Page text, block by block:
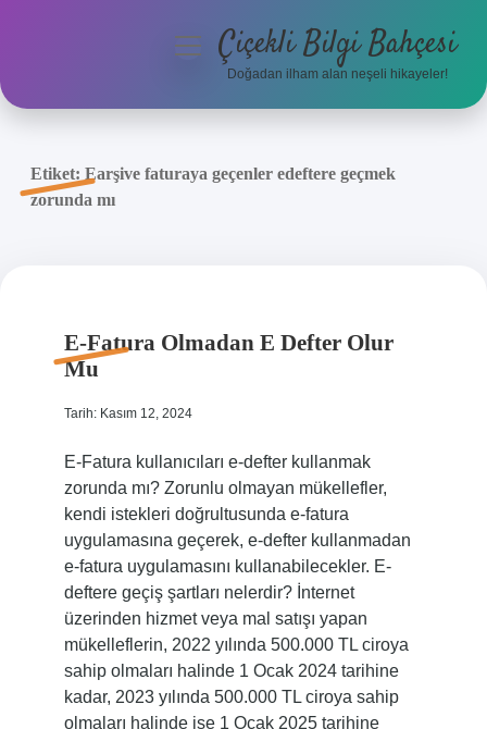
Anasayfa
Yasal Uyarı
menüyüÇiçekli Bilgi Bahçesi
Doğadan ilham alan neşeli hikayeler!
Etiket: Earşive faturaya geçenler edeftere geçmek
zorunda mı
E-Fatura Olmadan E Defter Olur
Mu
Tarih: Kasım 12, 2024
E-Fatura kullanıcıları e-defter kullanmak
zorunda mı? Zorunlu olmayan mükellefler,
kendi istekleri doğrultusunda e-fatura
uygulamasına geçerek, e-defter kullanmadan
e-fatura uygulamasını kullanabilecekler. E-
deftere geçiş şartları nelerdir? İnternet
üzerinden hizmet veya mal satışı yapan
mükelleflerin, 2022 yılında 500.000 TL ciroya
sahip olmaları halinde 1 Ocak 2024 tarihine
kadar, 2023 yılında 500.000 TL ciroya sahip
olmaları halinde ise 1 Ocak 2025 tarihine